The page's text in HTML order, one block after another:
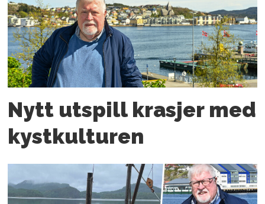
Nytt utspill krasjer med
kystkulturen